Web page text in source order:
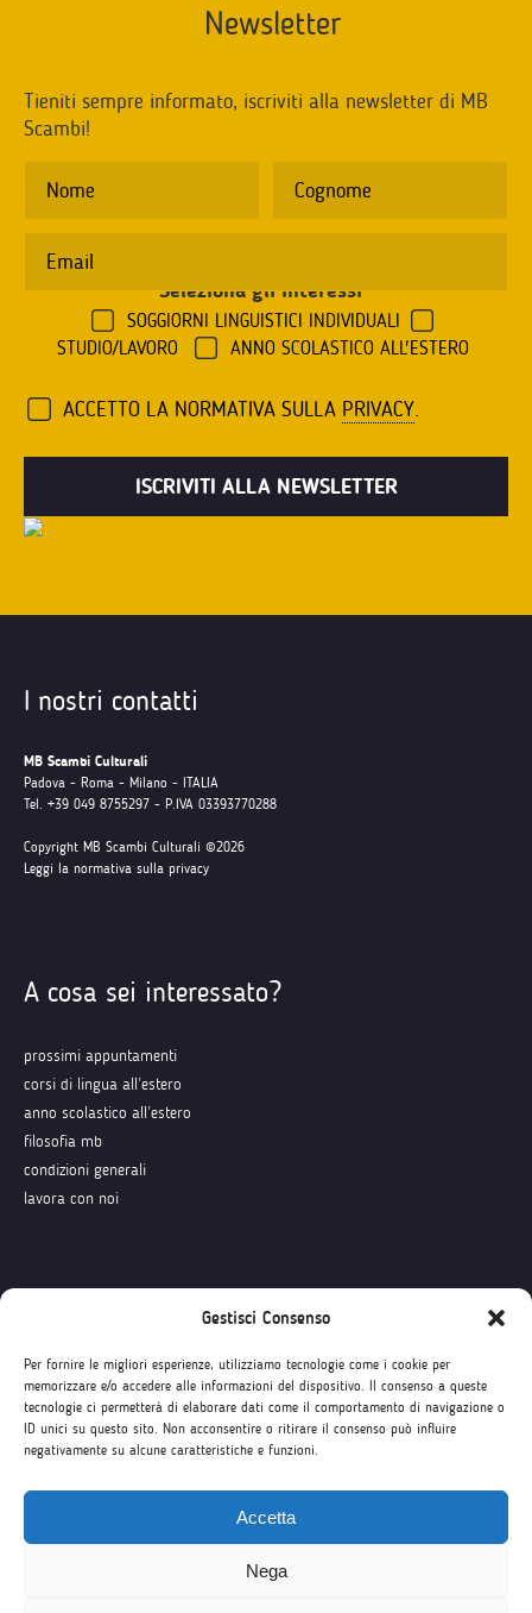
Gestisci Consenso
Per fornire le migliori esperienze, utilizziamo tecnologie come i cookie per
memorizzare e/o accedere alle informazioni del dispositivo. Il consenso a queste
tecnologie ci permetterà di elaborare dati come il comportamento di navigazione o
ID unici su questo sito. Non acconsentire o ritirare il consenso può influire
negativamente su alcune caratteristiche e funzioni.
Accetta
Nega
Newsletter
Tieniti sempre informato, iscriviti alla newsletter di MB
Scambi!
Seleziona gli interessi
SOGGIORNI LINGUISTICI INDIVIDUALI
STUDIO/LAVORO
ANNO SCOLASTICO ALL'ESTERO
ACCETTO LA NORMATIVA SULLA PRIVACY.
I nostri contatti
MB Scambi Culturali
Padova - Roma - Milano - ITALIA
Tel. +39 049 8755297 - P.IVA 03393770288
Copyright MB Scambi Culturali ©2026
Leggi la normativa sulla privacy
A cosa sei interessato?
prossimi appuntamenti
corsi di lingua all’estero
anno scolastico all’estero
filosofia mb
condizioni generali
lavora con noi